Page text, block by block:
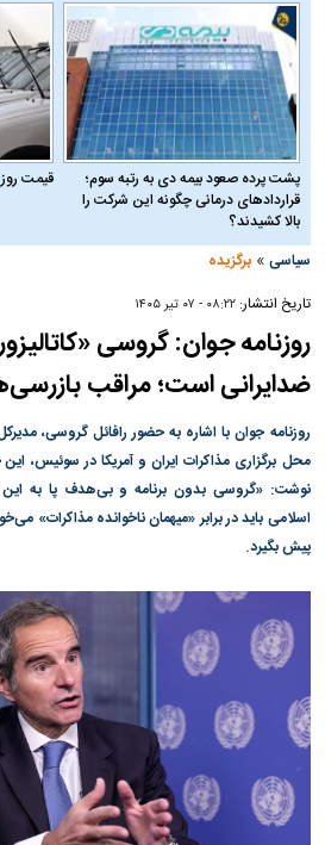
پشت پرده صعود بیمه دی به رتبه سوم؛
قراردادهای درمانی چگونه این شرکت را
بالا کشیدند؟
قیمت روز خودرو
سیاسی »برگزیده
تاریخ انتشار:۰۸:۲۲ - ۰۷ تير ۱۴۰۵
روزنامه جوان: گروسی
ضدایرانی است؛ مراقب
روزنامه جوان با اشاره به حضور رافائل گروسی،
محل برگزاری مذاکرات ایران و آمریکا در سوئیس،
نوشت: «گروسی بدون برنامه و بی‌هدف پا به
اسلامی باید در برابر «میهمان ناخوانده مذاکرات»
پیش بگیرد.